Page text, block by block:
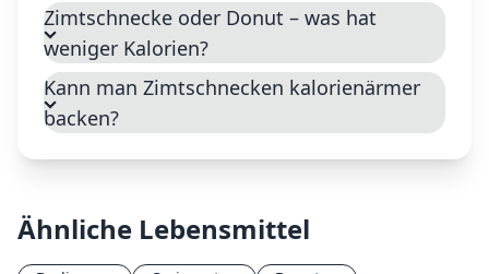
Zimtschnecke oder Donut – was hat
weniger Kalorien?
Kann man Zimtschnecken kalorienärmer
backen?
Ähnliche Lebensmittel